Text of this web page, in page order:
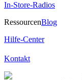
In-Store-Radios
RessourcenBlog
Hilfe-Center
Kontakt